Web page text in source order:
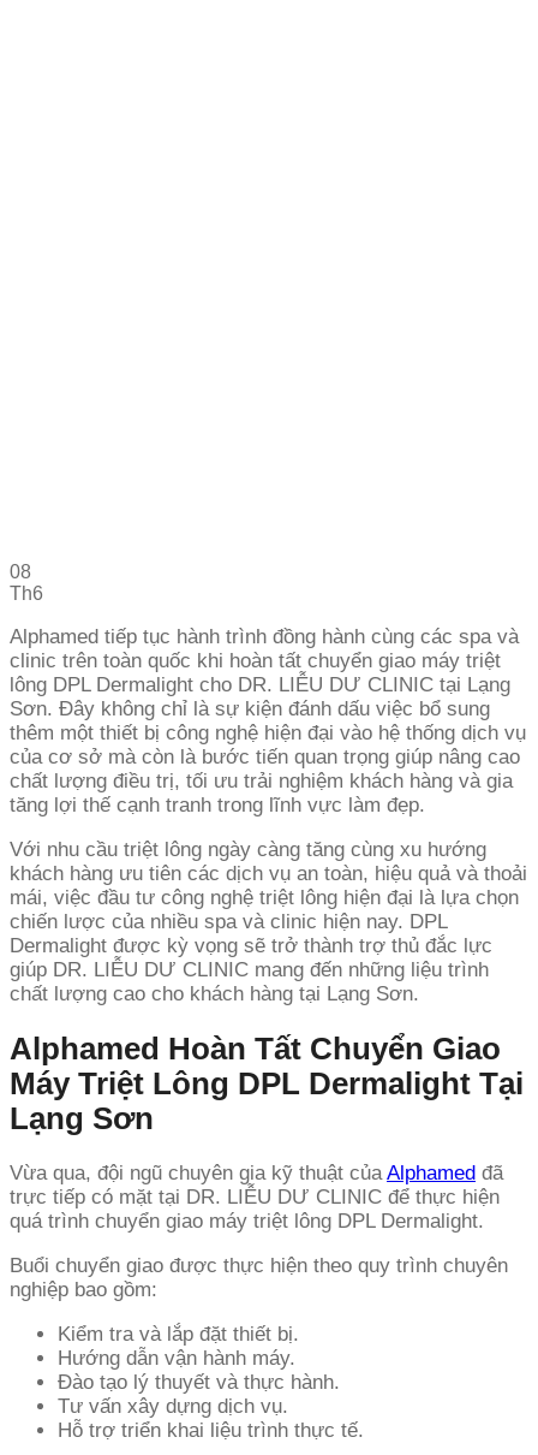
08
Th6
Alphamed tiếp tục hành trình đồng hành cùng các spa và
clinic trên toàn quốc khi hoàn tất chuyển giao máy triệt
lông DPL Dermalight cho DR. LIỄU DƯ CLINIC tại Lạng
Sơn. Đây không chỉ là sự kiện đánh dấu việc bổ sung
thêm một thiết bị công nghệ hiện đại vào hệ thống dịch vụ
của cơ sở mà còn là bước tiến quan trọng giúp nâng cao
chất lượng điều trị, tối ưu trải nghiệm khách hàng và gia
tăng lợi thế cạnh tranh trong lĩnh vực làm đẹp.
Với nhu cầu triệt lông ngày càng tăng cùng xu hướng
khách hàng ưu tiên các dịch vụ an toàn, hiệu quả và thoải
mái, việc đầu tư công nghệ triệt lông hiện đại là lựa chọn
chiến lược của nhiều spa và clinic hiện nay. DPL
Dermalight được kỳ vọng sẽ trở thành trợ thủ đắc lực
giúp DR. LIỄU DƯ CLINIC mang đến những liệu trình
chất lượng cao cho khách hàng tại Lạng Sơn.
Alphamed Hoàn Tất Chuyển Giao
Máy Triệt Lông DPL Dermalight Tại
Lạng Sơn
Vừa qua, đội ngũ chuyên gia kỹ thuật củaAlphamed đã
trực tiếp có mặt tại DR. LIỄU DƯ CLINIC để thực hiện
quá trình chuyển giao máy triệt lông DPL Dermalight.
Buổi chuyển giao được thực hiện theo quy trình chuyên
nghiệp bao gồm:
Kiểm tra và lắp đặt thiết bị.
Hướng dẫn vận hành máy.
Đào tạo lý thuyết và thực hành.
Tư vấn xây dựng dịch vụ.
Hỗ trợ triển khai liệu trình thực tế.